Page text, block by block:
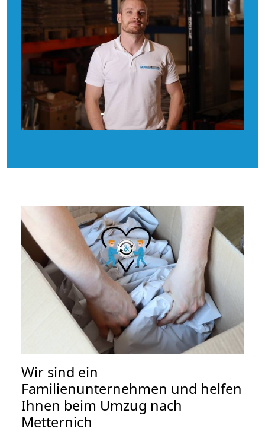
Wir sind ein
Familienunternehmen und helfen
Ihnen beim Umzug nach
Metternich